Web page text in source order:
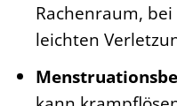
Rachenraum,
leichten